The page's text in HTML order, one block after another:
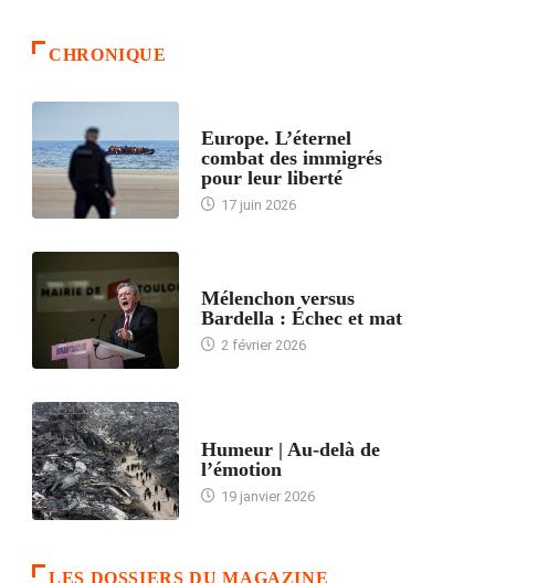
CHRONIQUE
Europe. L’éternel
combat des immigrés
pour leur liberté
17 juin 2026
Mélenchon versus
Bardella : Échec et mat
2 février 2026
Humeur | Au-delà de
l’émotion
19 janvier 2026
LES DOSSIERS DU MAGAZINE